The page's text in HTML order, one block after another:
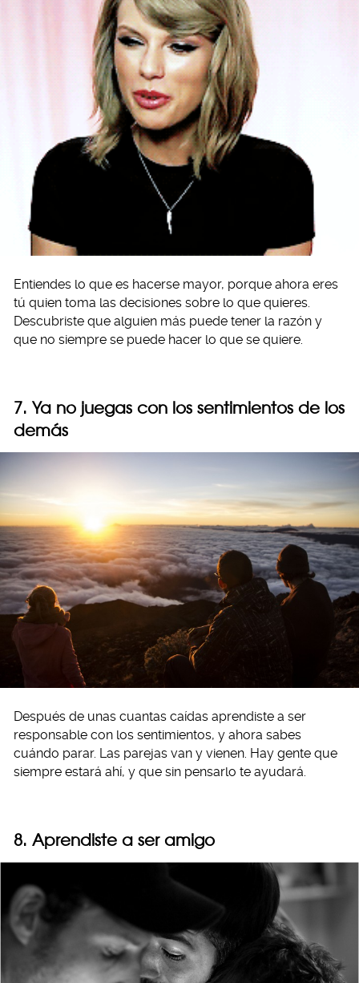
Entiendes lo que es hacerse mayor, porque ahora eres
tú quien toma las decisiones sobre lo que quieres.
Descubriste que alguien más puede tener la razón y
que no siempre se puede hacer lo que se quiere.
7. Ya no juegas con los sentimientos de los
demás
Después de unas cuantas caídas aprendiste a ser
responsable con los sentimientos, y ahora sabes
cuándo parar. Las parejas van y vienen. Hay gente que
siempre estará ahí, y que sin pensarlo te ayudará.
8. Aprendiste a ser amigo